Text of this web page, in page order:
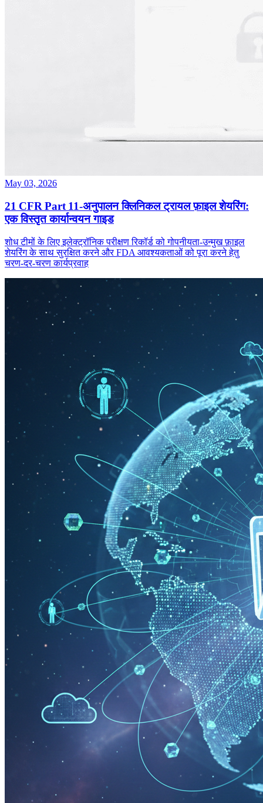
May 03, 2026
21 CFR Part 11‑अनुपालन क्लिनिकल ट्रायल फ़ाइल शेयरिंग:
एक विस्तृत कार्यान्वयन गाइड
शोध टीमों के लिए इलेक्ट्रॉनिक परीक्षण रिकॉर्ड को गोपनीयता‑उन्मुख फ़ाइल
शेयरिंग के साथ सुरक्षित करने और FDA आवश्यकताओं को पूरा करने हेतु
चरण‑दर‑चरण कार्यप्रवाह